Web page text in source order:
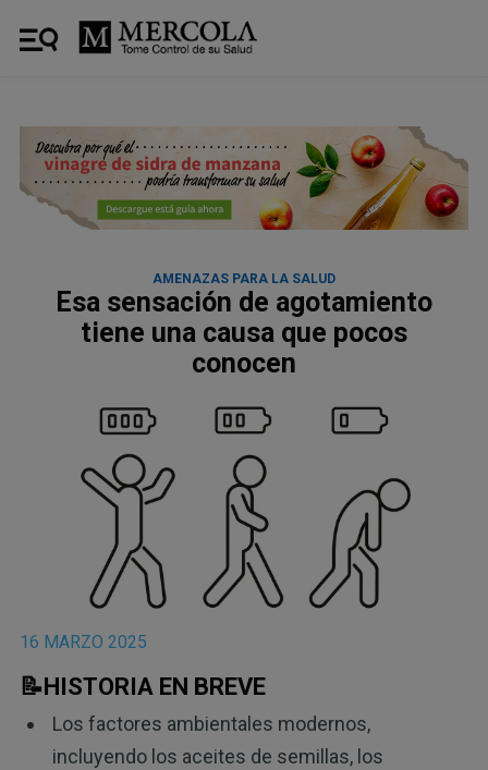
AMENAZAS PARA LA SALUD
Esa sensación de agotamiento
tiene una causa que pocos
conocen
16 MARZO 2025
📝HISTORIA EN BREVE
Los factores ambientales modernos,
incluyendo los aceites de semillas, los